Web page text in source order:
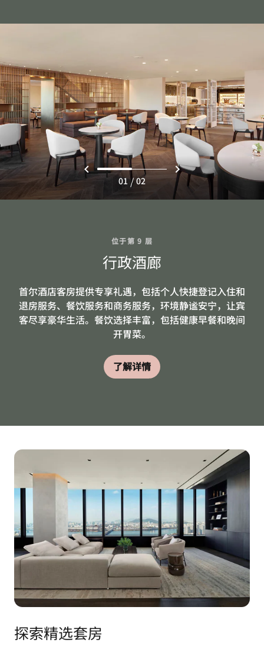
位于第 9 层
行政酒廊
首尔酒店客房提供专享礼遇，包括个人快捷登记入住和
退房服务、餐饮服务和商务服务，环境静谧安宁，让宾
客尽享豪华生活。餐饮选择丰富，包括健康早餐和晚间
开胃菜。
了解详情
01 / 02
探索精选套房